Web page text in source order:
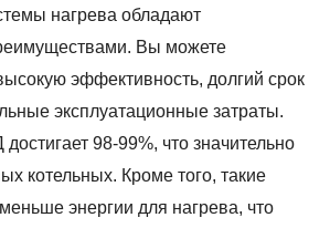
нагрева обладают
Вы можете
эффективность, долгий срок
эксплуатационные затраты.
98-99%, что значительно
котельных. Кроме того, такие
энергии для нагрева, что